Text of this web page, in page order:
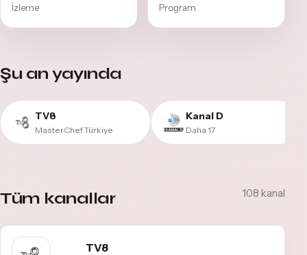
İzleme Program
Şu an yayında
TV8
MasterChef Türkiye
Kanal D
Daha 17
Tüm kanallar 108 kanal
TV8